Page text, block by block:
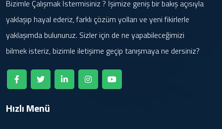
Bizimle Çalışmak İstermisiniz ? İşimize geniş bir bakış açısıyla
yaklaşıp hayal ederiz, farklı çözüm yolları ve yeni fikirlerle
yaklaşımda bulunuruz. Sizler için de ne yapabileceğimizi
bilmek isteriz, bizimle iletişime geçip tanışmaya ne dersiniz?
Hızlı Menü